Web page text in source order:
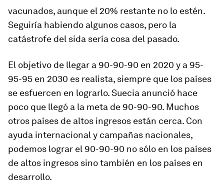
vacunados, aunque el 20% restante no lo estén.
Seguiría habiendo algunos casos, pero la
catástrofe del sida sería cosa del pasado.
El objetivo de llegar a 90-90-90 en 2020 y a 95-
95-95 en 2030 es realista, siempre que los países
se esfuercen en lograrlo. Suecia anunció hace
poco que llegó a la meta de 90-90-90. Muchos
otros países de altos ingresos están cerca. Con
ayuda internacional y campañas nacionales,
podemos lograr el 90-90-90 no sólo en los países
de altos ingresos sino también en los países en
desarrollo.